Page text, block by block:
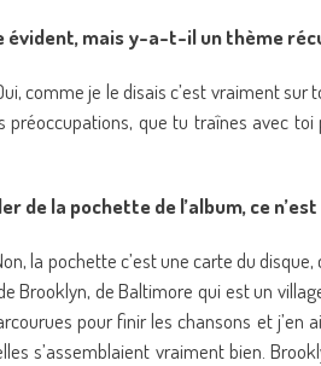
évident, mais y-a-t-il un thème
comme je le disais c’est vraiment
préoccupations, que tu traînes avec
de la pochette de l’album, ce
la pochette c’est une carte du
Brooklyn, de Baltimore qui est un
pour finir les chansons et
s’assemblaient vraiment bien.